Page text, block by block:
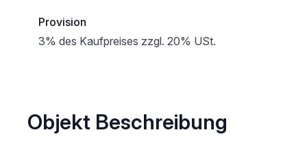
Provision
3% des Kaufpreises zzgl. 20% USt.
Objekt Beschreibung